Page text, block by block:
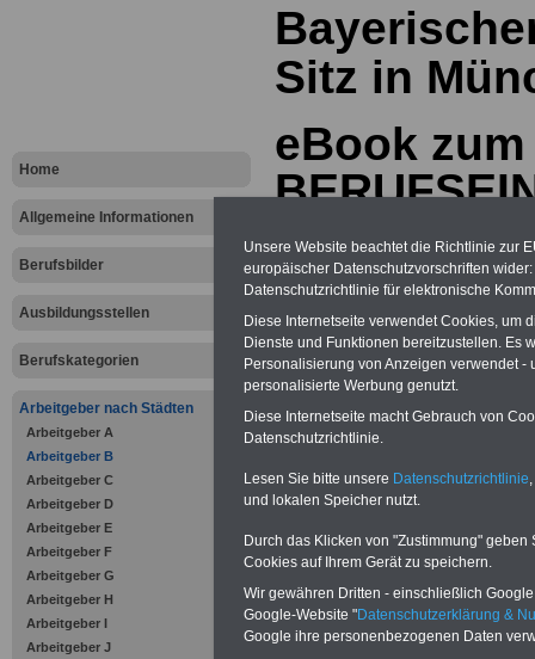
Home
Allgemeine Informationen
Berufsbilder
Ausbildungsstellen
Berufskategorien
Arbeitgeber nach Städten
Arbeitgeber A
Arbeitgeber B
Arbeitgeber C
Arbeitgeber D
Arbeitgeber E
Arbeitgeber F
Arbeitgeber G
Arbeitgeber H
Arbeitgeber I
Arbeitgeber J
Sitz in
eBook zum
im
Dienst
Das eBook
im öffentlichen
richtet sich an
öffentlichen
Praktikanten,
und
Unsere Website beachtet die Richtlinie zur
europäischer Datenschutzvorschriften
Datenschutzrichtlinie für elektronische
Diese Internetseite verwendet Cookies, um
Dienste und Funktionen bereitzustellen. Es
Personalisierung von Anzeigen verwendet
personalisierte Werbung genutzt.
Diese Internetseite macht Gebrauch von
Datenschutzrichtlinie.
Lesen Sie bitte unsere Datenschutzrichtlinie
und lokalen Speicher nutzt.
Durch das Klicken von "Zustimmung"
Cookies auf Ihrem Gerät zu speichern.
Wir gewähren Dritten - einschließlich
Google-Website "Datenschutzerklärung &
Google ihre personenbezogenen Daten